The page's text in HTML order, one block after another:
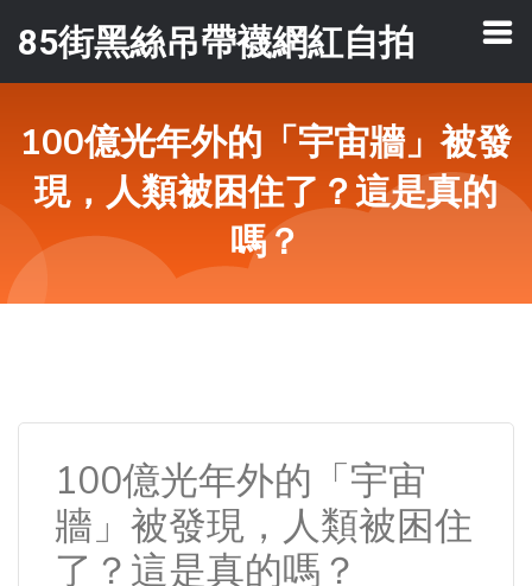
85街黑絲吊帶襪網紅自拍
100億光年外的「宇宙牆」被發
現，人類被困住了？這是真的
嗎？
100億光年外的「宇宙
牆」被發現，人類被困住
了？這是真的嗎？